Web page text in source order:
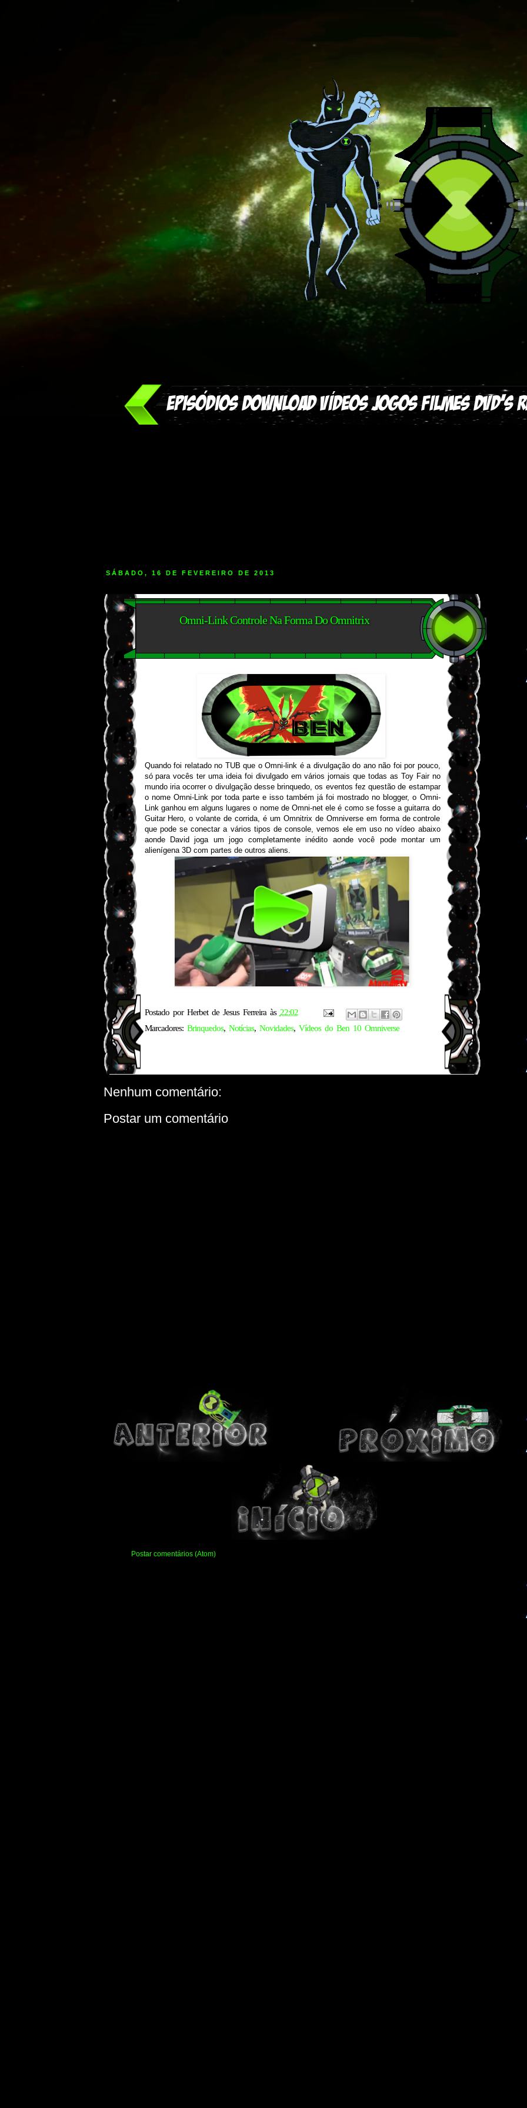
SÁBADO, 16 DE FEVEREIRO DE 2013
Omni-Link Controle Na Forma Do Omnitrix
Quando foi relatado no TUB que o Omni-link é a divulgação do ano não foi por pouco,
só para vocês ter uma ideia foi divulgado em vários jornais que todas as Toy Fair no
mundo iria ocorrer o divulgação desse brinquedo, os eventos fez questão de estampar
o nome Omni-Link por toda parte e isso também já foi mostrado no blogger, o Omni-
Link ganhou em alguns lugares o nome de Omni-net ele é como se fosse a guitarra do
Guitar Hero, o volante de corrida, é um Omnitrix de Omniverse em forma de controle
que pode se conectar a vários tipos de console, vemos ele em uso no vídeo abaixo
aonde David joga um jogo completamente inédito aonde você pode montar um
alienígena 3D com partes de outros aliens.
Postado por Herbet de Jesus Ferreira às 22:02
Marcadores: Brinquedos, Notícias, Novidades, Vídeos do Ben 10 Omniverse
Nenhum comentário:
Postar um comentário
Postar comentários (Atom)